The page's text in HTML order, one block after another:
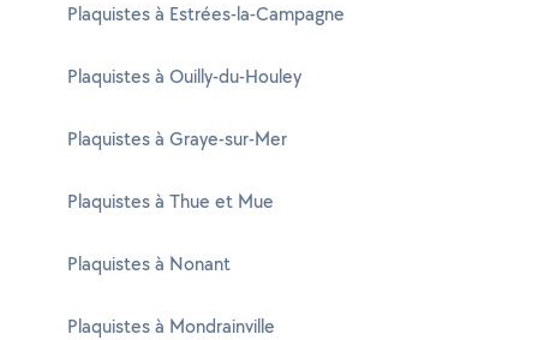
Plaquistes à Estrées-la-Campagne
Plaquistes à Ouilly-du-Houley
Plaquistes à Graye-sur-Mer
Plaquistes à Thue et Mue
Plaquistes à Nonant
Plaquistes à Mondrainville